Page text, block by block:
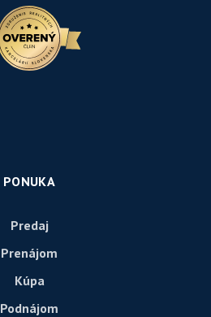
PONUKA
Predaj
Prenájom
Kúpa
Podnájom